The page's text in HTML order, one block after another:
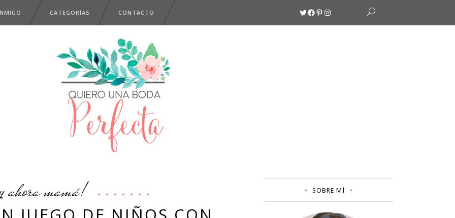
CATEGORÍAS CONTACTO Twitter
Facebook
Pinterest
Instagram
ahora mamá! SOBRE MÍ